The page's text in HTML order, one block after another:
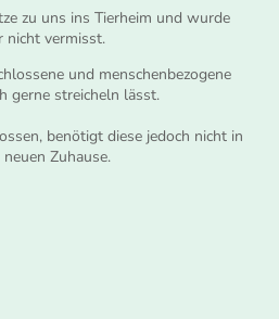
zu uns ins Tierheim und wurde
nicht vermisst.
und menschenbezogene
gerne streicheln lässt.
benötigt diese jedoch nicht in
Zuhause.